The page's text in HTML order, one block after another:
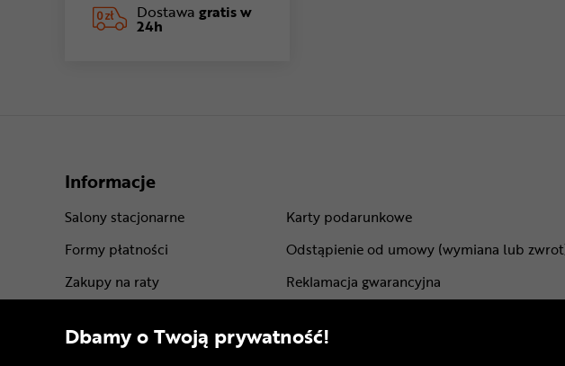
Dostawa gratis w
24h
Informacje
Salony stacjonarne
Formy płatności
Zakupy na raty
Dostawa - koszt i opcje
Karty podarunkowe
Odstąpienie od umowy (wymiana lub
Reklamacja gwarancyjna
Regulamin sklepu
Dbamy o Twoją prywatność!